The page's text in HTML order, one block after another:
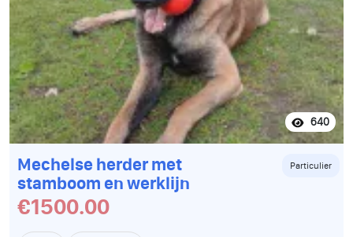
640
Mechelse herder met
stamboom en werklijn
Particulier
€1500.00